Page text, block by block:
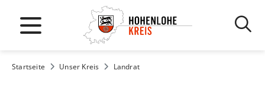
Startseite Unser Kreis Landrat